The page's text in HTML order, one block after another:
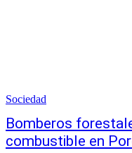
Sociedad
Bomberos
combustible en